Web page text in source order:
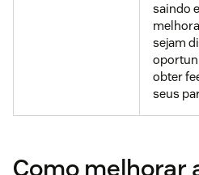
saindo
sejam
obter
seus
Como melhorar